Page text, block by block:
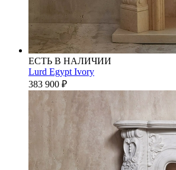
ЕСТЬ В НАЛИЧИИ
Lurd Egypt Ivory
383 900 ₽